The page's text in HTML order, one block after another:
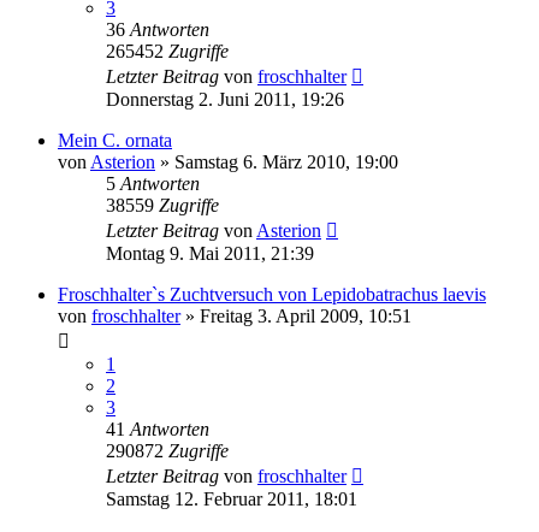
3
36 Antworten
265452 Zugriffe
Letzter Beitrag von froschhalter
Donnerstag 2. Juni 2011, 19:26
Mein C. ornata
von Asterion » Samstag 6. März 2010, 19:00
5 Antworten
38559 Zugriffe
Letzter Beitrag von Asterion
Montag 9. Mai 2011, 21:39
Froschhalter`s Zuchtversuch von Lepidobatrachus laevis
von froschhalter» Freitag 3. April 2009, 10:51
1
2
3
41 Antworten
290872 Zugriffe
Letzter Beitrag von froschhalter
Samstag 12. Februar 2011, 18:01